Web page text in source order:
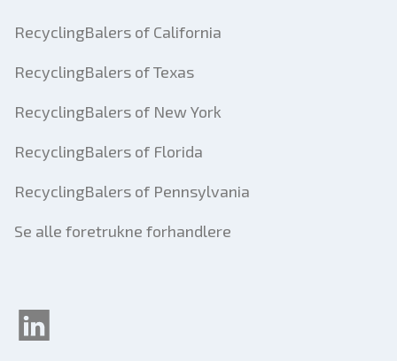
RecyclingBalers of California
RecyclingBalers of Texas
RecyclingBalers of New York
RecyclingBalers of Florida
RecyclingBalers of Pennsylvania
Se alle foretrukne forhandlere